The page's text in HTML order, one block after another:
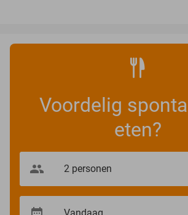
Voordelig
eten?